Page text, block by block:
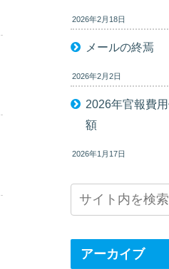
2026年2月18日
メールの終焉
2026年2月2日
2026年官報費
額
2026年1月17日
アーカイブ